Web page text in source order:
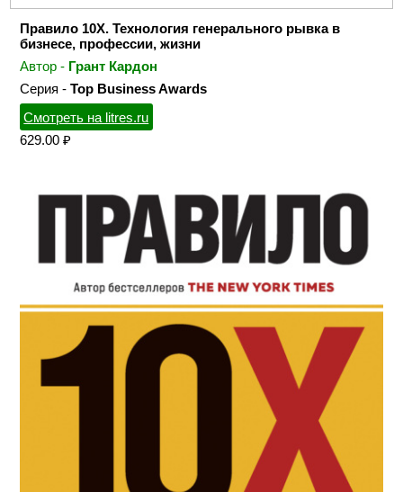
Правило 10X. Технология генерального рывка в
бизнесе, профессии, жизни
Автор - Грант Кардон
Серия - Top Business Awards
Смотреть на litres.ru
629.00 ₽